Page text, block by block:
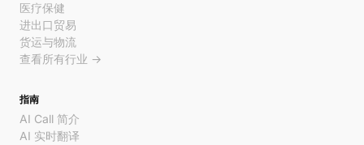
医疗保健
进出口贸易
货运与物流
查看所有行业 →
指南
AI Call 简介
AI 实时翻译